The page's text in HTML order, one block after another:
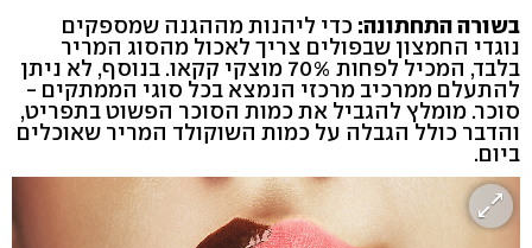
בשורה התחתונה: כדי ליהנות מההגנה שמספקים
נוגדי החמצון שבפולים צריך לאכול מהסוג המריר
בלבד, המכיל לפחות 70% מוצקי קקאו. בנוסף, לא ניתן
להתעלם ממרכיב מרכזי הנמצא בכל סוגי הממתקים -
סוכר. מומלץ להגביל את כמות הסוכר הפשוט בתפריט,
והדבר כולל הגבלה על כמות השוקולד המריר שאוכלים
ביום.